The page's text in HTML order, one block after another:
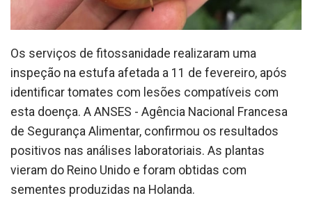
Os serviços de fitossanidade realizaram uma
inspeção na estufa afetada a 11 de fevereiro, após
identificar tomates com lesões compatíveis com
esta doença. A ANSES - Agência Nacional Francesa
de Segurança Alimentar, confirmou os resultados
positivos nas análises laboratoriais. As plantas
vieram do Reino Unido e foram obtidas com
sementes produzidas na Holanda.